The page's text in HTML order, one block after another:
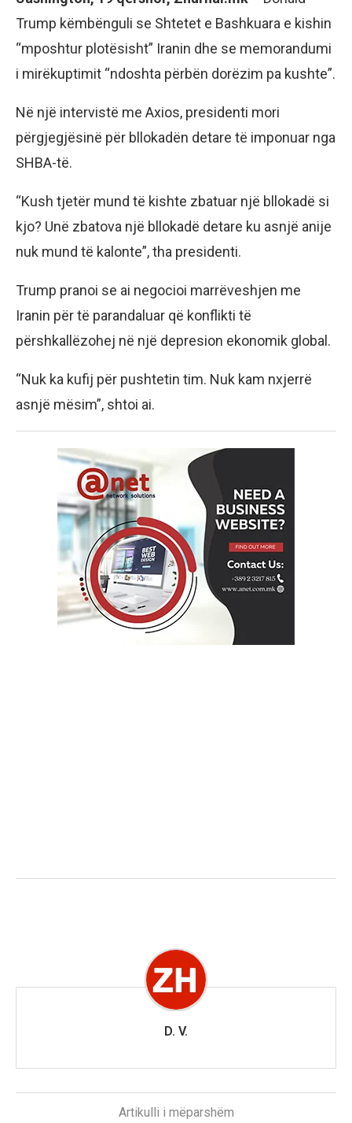
Trump këmbënguli se Shtetet e Bashkuara e kishin
“mposhtur plotësisht” Iranin dhe se memorandumi
i mirëkuptimit “ndoshta përbën dorëzim pa kushte”.
Në një intervistë me Axios, presidenti mori
përgjegjësinë për bllokadën detare të imponuar nga
SHBA-të.
“Kush tjetër mund të kishte zbatuar një bllokadë si
kjo? Unë zbatova një bllokadë detare ku asnjë anije
nuk mund të kalonte”, tha presidenti.
Trump pranoi se ai negocioi marrëveshjen me
Iranin për të parandaluar që konflikti të
përshkallëzohej në një depresion ekonomik global.
“Nuk ka kufij për pushtetin tim. Nuk kam nxjerrë
asnjë mësim”, shtoi ai.
D. V.
Artikulli i mëparshëm